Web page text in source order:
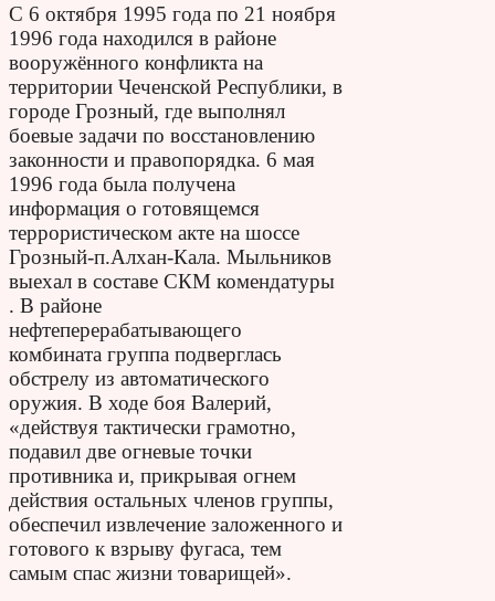
С 6 октября 1995 года по 21 ноября
1996 года находился в районе
вооружённого конфликта на
территории Чеченской Республики, в
городе Грозный, где выполнял
боевые задачи по восстановлению
законности и правопорядка. 6 мая
1996 года была получена
информация о готовящемся
террористическом акте на шоссе
Грозный-п.Алхан-Кала. Мыльников
выехал в составе СКМ комендатуры
. В районе
нефтеперерабатывающего
комбината группа подверглась
обстрелу из автоматического
оружия. В ходе боя Валерий,
«действуя тактически грамотно,
подавил две огневые точки
противника и, прикрывая огнем
действия остальных членов группы,
обеспечил извлечение заложенного и
готового к взрыву фугаса, тем
самым спас жизни товарищей».